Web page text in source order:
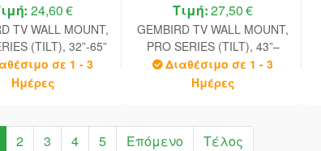
24,60 €
TV WALL MOUNT,
(TILT), 32”-65”
400X400 BLACK
σε 1 - 3
Ημέρες
Τιμή:27,50 €
GEMBIRD TV WALL MOUNT,
PRO SERIES (TILT), 43”–
95”, MAX VESA 400X800
Διαθέσιμο σε 1 - 3
Ημέρες
2 3 4 5 Επόμενο Τέλος